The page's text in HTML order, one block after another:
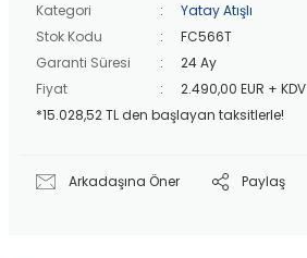
Kategori
Yatay Atışlı
Stok Kodu
FC566T
Garanti Süresi
24 Ay
Fiyat
2.490,00 EUR + KDV
*15.028,52 TL den başlayan taksitlerle!
Arkadaşına Öner Paylaş